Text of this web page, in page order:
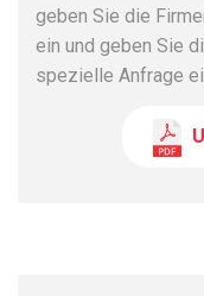
geben Sie die
ein und geben Sie
spezielle Anfrage